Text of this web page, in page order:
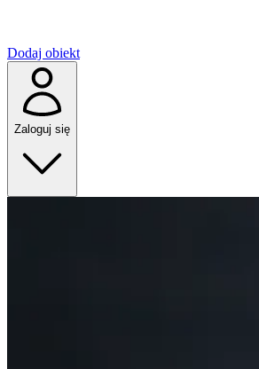
Dodaj obiekt
Zaloguj się